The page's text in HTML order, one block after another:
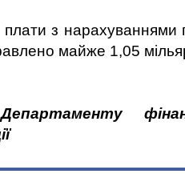
плати з нарахуваннями
майже 1,05